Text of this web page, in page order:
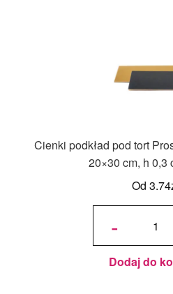
Cienki podkład pod tort
20×30 cm, h 0,3
Od3.74
-
ilość Cienki
Prostokątny
Złoto-
Czarny
20x30 cm,
h 0,3 cm
Dodaj do